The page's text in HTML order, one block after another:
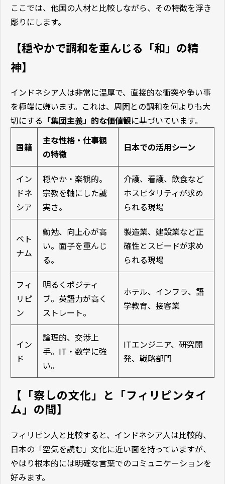
ここでは、他国の人材と比較しながら、その特徴を浮き
彫りにします。
【穏やかで調和を重んじる「和」の精
神】
インドネシア人は非常に温厚で、直接的な衝突や争い事
を極端に嫌います。これは、周囲との調和を何よりも大
切にする 「集団主義」的な価値観に基づいています。
国籍
主な性格・仕事観
の特徴
日本での活用シーン
イン
ドネ
シア
穏やか・楽観的。
宗教を軸にした誠
実さ。
介護、看護、飲食など
ホスピタリティが求め
られる現場
ベト
ナム
勤勉、向上心が高
い。面子を重んじ
る。
製造業、建設業など正
確性とスピードが求め
られる現場
フィ
リピ
ン
明るくポジティ
ブ。英語力が高く
ストレート。
ホテル、インフラ、語
学教育、接客業
イン
ド
論理的、交渉上
手。IT・数学に強
い。
ITエンジニア、研究開
発、戦略部門
【「察しの文化」と「フィリピンタイ
ム」の間】
フィリピン人と比較すると、インドネシア人は比較的、
日本の「空気を読む」文化に近い面を持っていますが、
やはり根本的には明確な言葉でのコミュニケーションを
好みます。